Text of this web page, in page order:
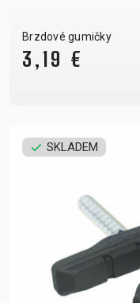
Brzdové gumičky
3,19 €
SKLADEM